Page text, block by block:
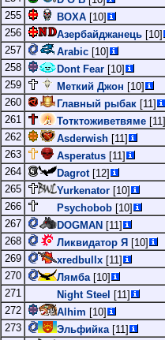
255
BOXA [10]
256
Азербайджанець [10]
257
Arabic [10]
258
Dont Fear [10]
259
Меткий Джон [10]
260
Главный рыбак [11]
261
Тотктоживетвяме [11]
262
Asderwish [11]
263
Asperatus [11]
264
Dagrot[12]
265
Yurkenator [10]
266
Psychobob [10]
267
DOGMAN [11]
268
Ликвидатор Я [10]
269
xredbullx [11]
270
Лямба[10]
271
Night Steel
[11]
272
Alhim [10]
273
Эльфийка[11]